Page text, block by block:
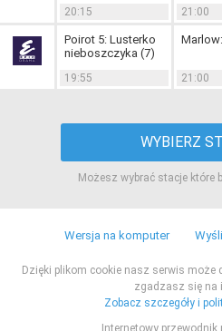
20:15 21:00
Poirot 5: Lusterko
nieboszczyka (7)
19:55 21:00
WYBIERZ
Możesz wybrać stacje które
Wersja na komputer
Dzięki plikom cookie nasz serwis może
zgadzasz się na
Zobacz szczegóły i
Internetowy przewodnik